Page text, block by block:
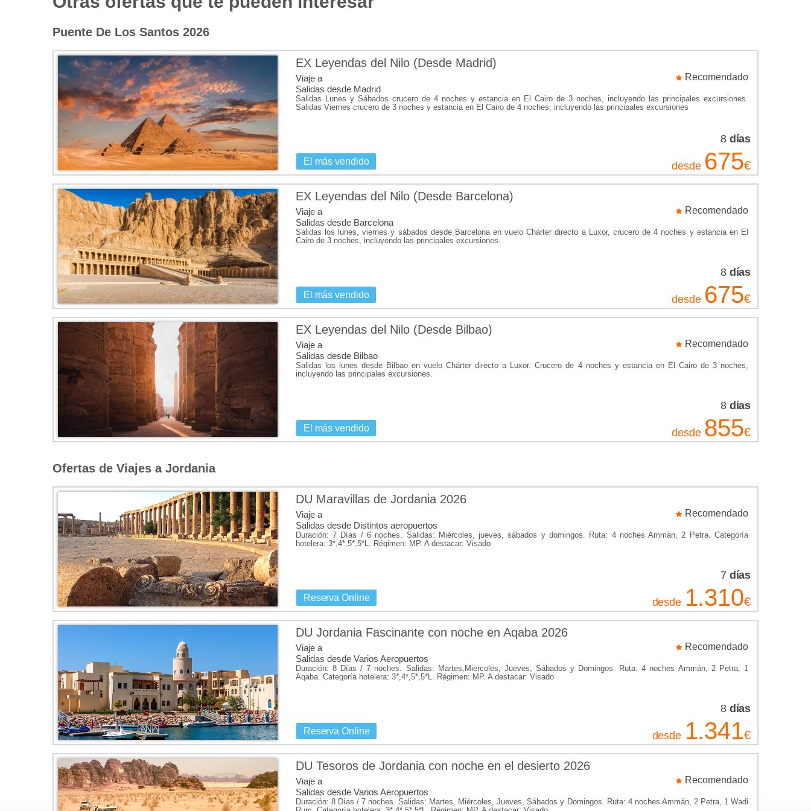
¡Consulta ya nuestras ofertas de vacaciones en Jordania!
Puente De Los Santos 2026
EX Leyendas del Nilo (Desde Madrid)
Viaje a
Salidas desde Madrid
Recomendado
Salidas Lunes y Sábados crucero de 4 noches y estancia en El Cairo de 3 noches, incluyendo las principales excursiones.
Salidas Viernes crucero de 3 noches y estancia en El Cairo de 4 noches, incluyendo las principales excursiones
El más vendido
8 días
675€
desde
EX Leyendas del Nilo (Desde Barcelona)
Viaje a
Salidas desde Barcelona
Recomendado
Salidas los lunes, viernes y sábados desde Barcelona en vuelo Chárter directo a Luxor, crucero de 4 noches y estancia en El
Cairo de 3 noches, incluyendo las principales excursiones.
El más vendido
8 días
675€
desde
EX Leyendas del Nilo (Desde Bilbao)
Viaje a
Salidas desde Bilbao
Recomendado
Salidas los lunes desde Bilbao en vuelo Chárter directo a Luxor. Crucero de 4 noches y estancia en El Cairo de 3 noches,
incluyendo las principales excursiones.
El más vendido
8 días
855€
desde
Ofertas de Viajes a Jordania
DU Maravillas de Jordania 2026
Viaje a
Salidas desde Distintos aeropuertos
Recomendado
Duración: 7 Días / 6 noches. Salidas: Miércoles, jueves, sábados y domingos. Ruta: 4 noches Ammán, 2 Petra. Categoría
hotelera: 3*,4*,5*,5*L. Régimen: MP. A destacar: Visado
Reserva Online
7 días
1.310€
desde
DU Jordania Fascinante con noche en Aqaba 2026
Viaje a
Salidas desde Varios Aeropuertos
Recomendado
Duración: 8 Días / 7 noches. Salidas: Martes,Miercoles, Jueves, Sábados y Domingos. Ruta: 4 noches Ammán, 2 Petra, 1
Aqaba. Categoría hotelera: 3*,4*,5*,5*L. Régimen: MP. A destacar: Visado
Reserva Online
8 días
1.341€
desde
DU Tesoros de Jordania con noche en el desierto 2026
Viaje a
Salidas desde Varios Aeropuertos
Recomendado
Duración: 8 Días / 7 noches. Salidas: Martes, Miércoles, Jueves, Sábados y Domingos. Ruta: 4 noches Ammán, 2 Petra, 1 Wadi